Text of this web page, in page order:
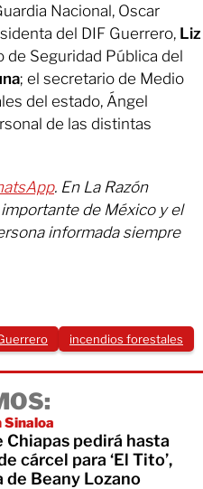
Nacional, Oscar
del DIF Guerrero, Liz
de Seguridad Pública del
; el secretario de Medio
del estado, Ángel
de las distintas
. En La Razón
de México y el
informada siempre
incendios forestales
Sinaloa
Chiapas pedirá hasta
cárcel para ‘El Tito’,
Beany Lozano